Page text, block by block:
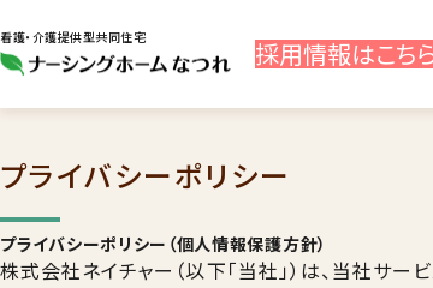
看護・介護提供型共同住宅 採用情報はこち
プライバシーポリシー
プライバシーポリシー（個人情報保護方針）
株式会社ネイチャー（以下「当社」）は、当社サ